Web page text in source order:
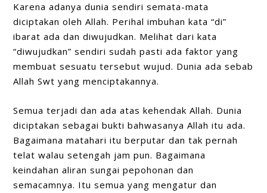
Karena adanya dunia sendiri semata-mata
diciptakan oleh Allah. Perihal imbuhan kata “di”
ibarat ada dan diwujudkan. Melihat dari kata
“diwujudkan” sendiri sudah pasti ada faktor yang
membuat sesuatu tersebut wujud. Dunia ada sebab
Allah Swt yang menciptakannya.
Semua terjadi dan ada atas kehendak Allah. Dunia
diciptakan sebagai bukti bahwasanya Allah itu ada.
Bagaimana matahari itu berputar dan tak pernah
telat walau setengah jam pun. Bagaimana
keindahan aliran sungai pepohonan dan
semacamnya. Itu semua yang mengatur dan